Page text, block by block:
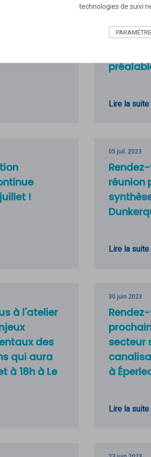
est
21 juil. 2023
Lire la suite
!
05 juil. 2023
réunion
Lire la suite
à l'atelier
des
qui aura
à 18h à Le
30 juin 2023
secteur
à
Lire la suite
technologies de suivi